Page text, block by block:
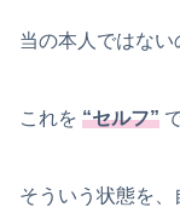
当の本人ではない
これを “セルフ”
そういう状態を、